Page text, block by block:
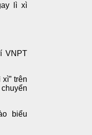
lì xì
VNPT
trên
biểu